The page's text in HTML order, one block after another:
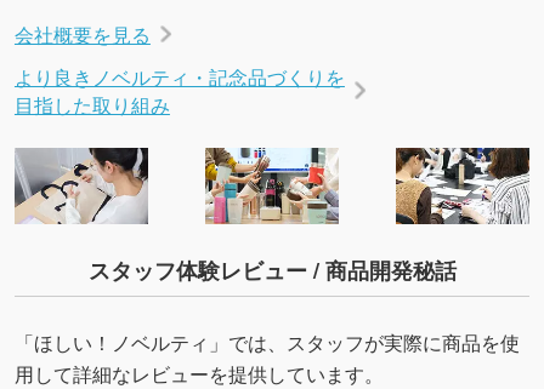
会社概要を見る
より良きノベルティ・記念品づくりを
目指した取り組み
スタッフ体験レビュー / 商品開発秘話
「ほしい！ノベルティ」では、スタッフが実際に商品を使
用して詳細なレビューを提供しています。